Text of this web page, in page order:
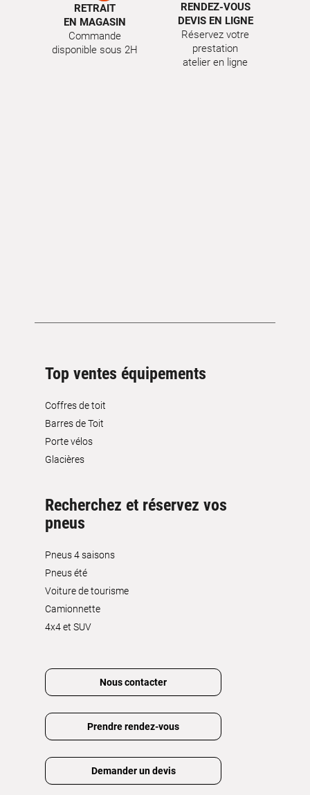
RETRAIT
EN MAGASIN
Commande
disponible sous 2H
RENDEZ-VOUS
DEVIS EN LIGNE
Réservez votre
prestation
atelier en ligne
Top ventes équipements
Coffres de toit
Barres de Toit
Porte vélos
Glacières
Recherchez et réservez vos
pneus
Pneus 4 saisons
Pneus été
Voiture de tourisme
Camionnette
4x4 et SUV
Nous contacter
Prendre rendez-vous
Demander un devis